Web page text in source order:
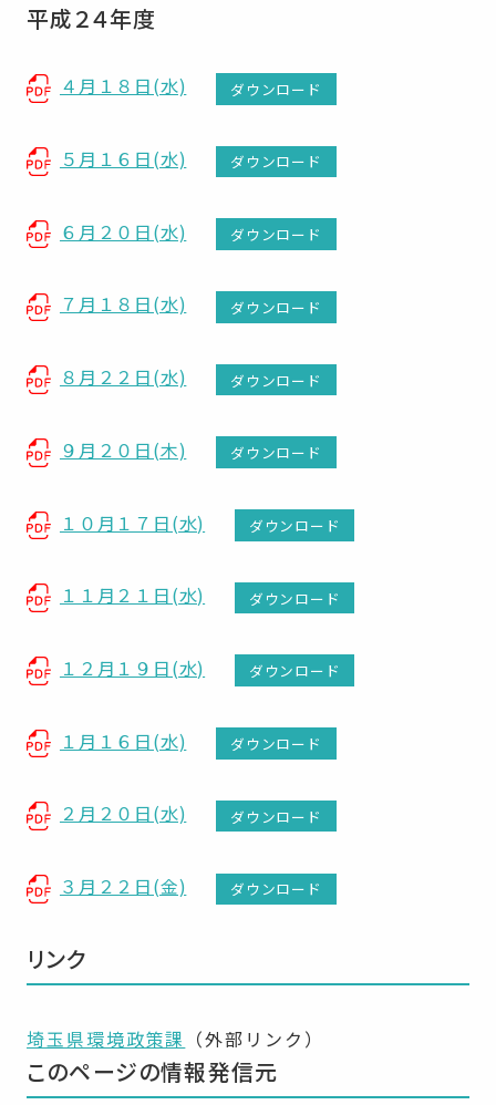
平成２４年度
４月１８日(水) ダウンロード
５月１６日(水) ダウンロード
６月２０日(水) ダウンロード
７月１８日(水) ダウンロード
８月２２日(水) ダウンロード
９月２０日(木) ダウンロード
１０月１７日(水) ダウンロード
１１月２１日(水) ダウンロード
１２月１９日(水) ダウンロード
１月１６日(水) ダウンロード
２月２０日(水) ダウンロード
３月２２日(金) ダウンロード
リンク
埼玉県環境政策課 （外部リンク）
このページの情報発信元